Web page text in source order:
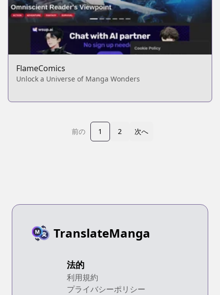
FlameComics
Unlock a Universe of Manga Wonders
前の 1 2 次へ
TranslateManga
法的
利用規約
プライバシーポリシー